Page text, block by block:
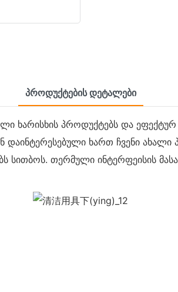
Პროდუქტების Დეტალები
ხარისხის პროდუქტებს და
დაინტერესებული ხართ ჩვენი
თერმული ინტერფეისის